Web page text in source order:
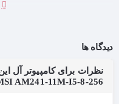
دیدگاه ها
AM241-11M-I5-8-256